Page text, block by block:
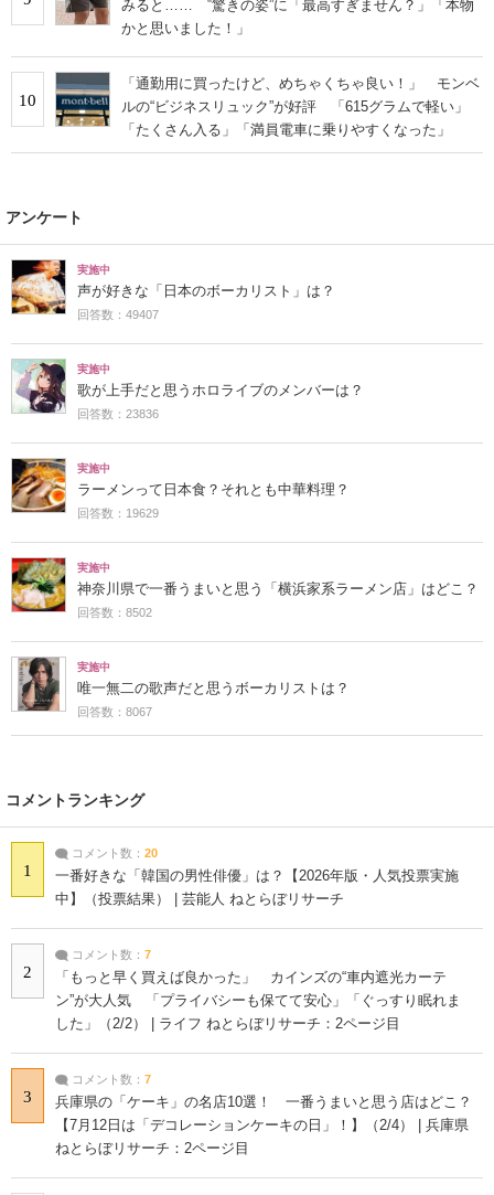
みると…… ‟驚きの姿”に「最高すぎません？」「本物
かと思いました！」
10
「通勤用に買ったけど、めちゃくちゃ良い！」 モンベ
ルの“ビジネスリュック”が好評 「615グラムで軽い」
「たくさん入る」「満員電車に乗りやすくなった」
アンケート
実施中
声が好きな「日本のボーカリスト」は？
回答数：49407
実施中
歌が上手だと思うホロライブのメンバーは？
回答数：23836
実施中
ラーメンって日本食？それとも中華料理？
回答数：19629
実施中
神奈川県で一番うまいと思う「横浜家系ラーメン店」はどこ？
回答数：8502
実施中
唯一無二の歌声だと思うボーカリストは？
回答数：8067
コメントランキング
1
コメント数： 20
一番好きな「韓国の男性俳優」は？【2026年版・人気投票実施
中】（投票結果） | 芸能人 ねとらぼリサーチ
2
コメント数： 7
「もっと早く買えば良かった」 カインズの“車内遮光カーテ
ン”が大人気 「プライバシーも保てて安心」「ぐっすり眠れま
した」（2/2） | ライフ ねとらぼリサーチ：2ページ目
3
コメント数： 7
兵庫県の「ケーキ」の名店10選！ 一番うまいと思う店はどこ？
【7月12日は「デコレーションケーキの日」！】（2/4） | 兵庫県
ねとらぼリサーチ：2ページ目